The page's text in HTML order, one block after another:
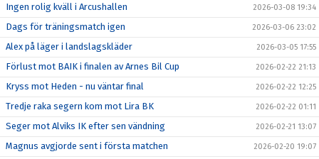
Ingen rolig kväll i Arcushallen 2026-03-08 19:34
Dags för träningsmatch igen 2026-03-06 23:02
Alex på läger i landslagskläder 2026-03-05 17:55
Förlust mot BAIK i finalen av Arnes Bil Cup 2026-02-22 21:13
Kryss mot Heden - nu väntar final 2026-02-22 12:25
Tredje raka segern kom mot Lira BK 2026-02-22 01:11
Seger mot Alviks IK efter sen vändning 2026-02-21 13:07
Magnus avgjorde sent i första matchen 2026-02-20 19:07